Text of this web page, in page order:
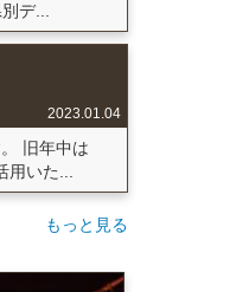
デ...
2023.01.04
旧年中は
いた...
もっと見る